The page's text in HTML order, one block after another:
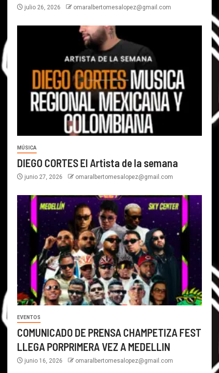
julio 26, 2026 omaralbertomesalopez@gmail.com
MÚSICA
DIEGO CORTES El Artista de la semana
junio 27, 2026 omaralbertomesalopez@gmail.com
EVENTOS
COMUNICADO DE PRENSA CHAMPETIZA FEST
LLEGA PORPRIMERA VEZ A MEDELLIN
junio 16, 2026 omaralbertomesalopez@gmail.com